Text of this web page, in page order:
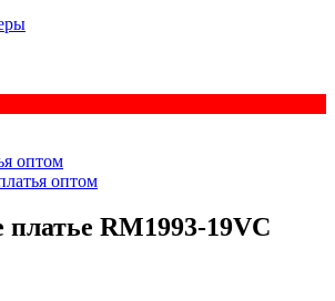
оптом
оптом
платье RM1993-19VC